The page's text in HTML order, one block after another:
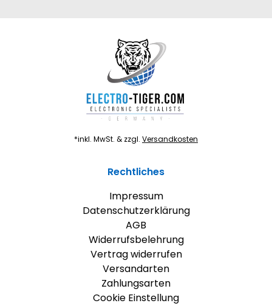
*inkl. MwSt. & zzgl. Versandkosten
Rechtliches
Impressum
Datenschutzerklärung
AGB
Widerrufsbelehrung
Vertrag widerrufen
Versandarten
Zahlungsarten
Cookie Einstellung